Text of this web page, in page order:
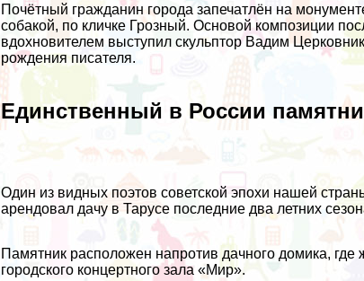
Почётный гражданин города запечатлён на
собакой, по кличке Грозный. Основой композиции
вдохновителем выступил скульптор Вадим
рождения писателя.
Единственный в России
Один из видных поэтов советской эпохи нашей
арендовал дачу в Тарусе последние два летних
Памятник расположен напротив дачного домика,
городского концертного зала «Мир».